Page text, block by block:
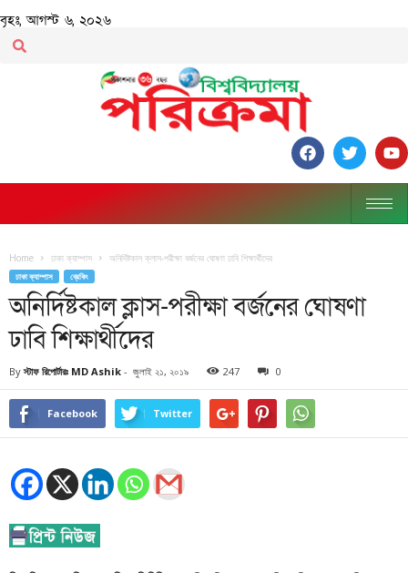
বৃহঃ, আগস্ট ৬, ২০২৬
Home ঢাকা ক্যাম্পাস অনির্দিষ্টকাল ক্লাস-পরীক্ষা বর্জনের ঘোষণা ঢাবি শিক্ষার্থীদের
ঢাকা ক্যাম্পাস ব্রেকিং
অনির্দিষ্টকাল ক্লাস-পরীক্ষা বর্জনের ঘোষণা
ঢাবি শিক্ষার্থীদের
By স্টাফ রিপোর্টারঃ MD Ashik - জুলাই ২১, ২০১৯ 247 0
Facebook Twitter